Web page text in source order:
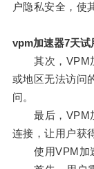
户隐私安全，使
vpm加速器7天试
其次，VPM加
或地区无法访问
问。
最后，VPM加
连接，让用户获
使用VPM加速